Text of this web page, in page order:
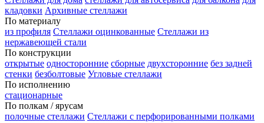
кладовки Архивные стеллажи
По материалу
из профиля Стеллажи оцинкованные Стеллажи из
нержавеющей стали
По конструкции
открытые односторонние сборные двухсторонние без задней
стенки безболтовые Угловые стеллажи
По исполнению
стационарные
По полкам / ярусам
полочные стеллажи Стеллажи с перфорированными полками